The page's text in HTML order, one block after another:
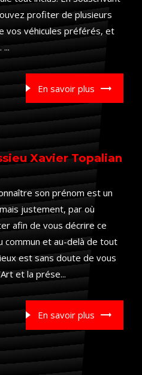
profiter de plusieurs
vos véhicules préférés, et
En savoir plus
Xavier Topalian
son prénom est un
justement, par où
afin de vous décrire ce
commun et au-delà de tout
est sans doute de vous
et la prése...
En savoir plus